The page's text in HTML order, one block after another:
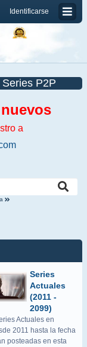
Identificarse
Series P2P
a
Series
Actuales
(2011 -
2099)
Actuales en
2011 hasta la fecha
posteadas en esta